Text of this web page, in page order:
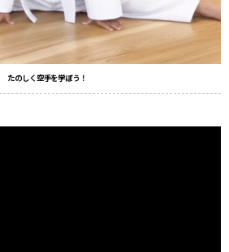
たのしく空手を学ぼう！